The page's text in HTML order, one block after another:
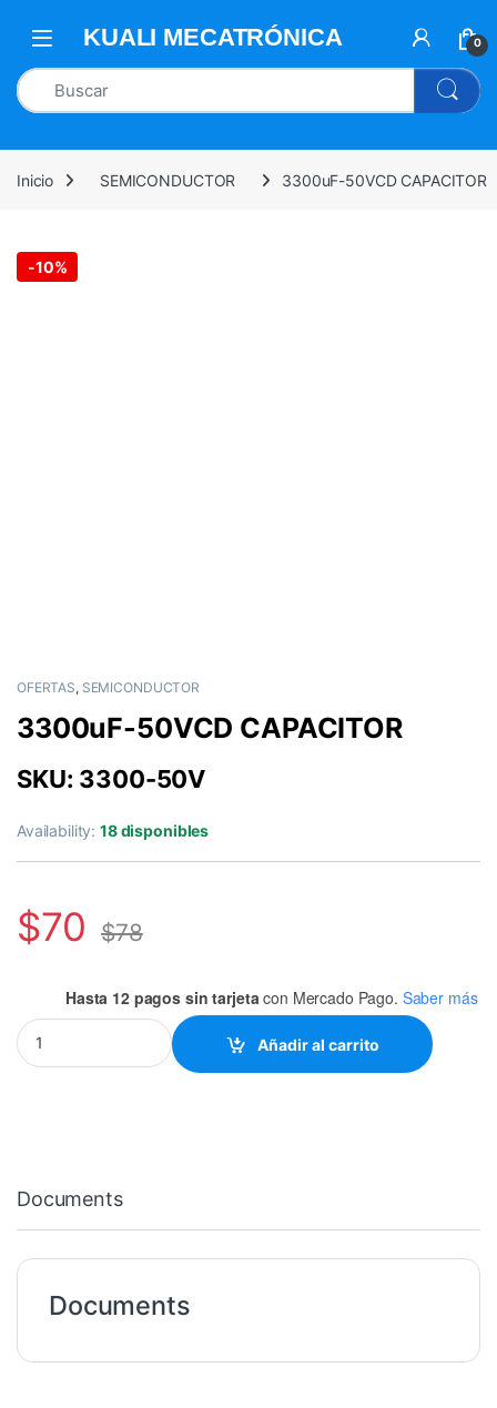
0
Inicio SEMICONDUCTOR 3300uF-50VCD CAPACITOR
-10%
OFERTAS, SEMICONDUCTOR
3300uF-50VCD CAPACITOR
SKU: 3300-50V
Availability:18 disponibles
$70 $78
Hasta 12 pagos sin tarjeta con Mercado Pago. Saber más
3300uF-50VCD CAPACITOR quantity
Añadir al carrito
Documents
Documents